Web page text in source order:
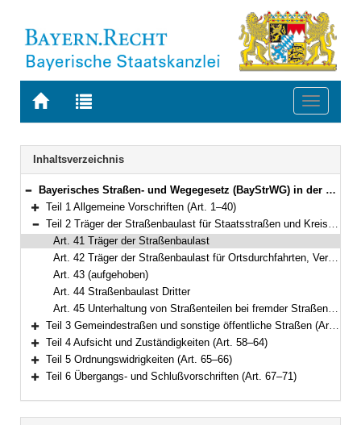
Zur
BAYERN.RECHT
Zur
letzten
Suche
Toggle
Navigation
Inhaltsverzeichnis
Bereich reduzieren
Bayerisches Straßen- und Wegegesetz (BayStrWG) in der Fassung der Bekanntmachung vom 5. Oktober 1981 (BayRS V S. 731) BayRS 91-1-B (Art. 1–71)
Bereich erweitern
Teil 1 Allgemeine Vorschriften (Art. 1–40)
Bereich reduzieren
Teil 2 Träger der Straßenbaulast für Staatsstraßen und Kreisstraßen (Art. 41–45)
Art. 41 Träger der Straßenbaulast
Art. 42 Träger der Straßenbaulast für Ortsdurchfahrten, Verordnungsermächtigung
Art. 43 (aufgehoben)
Art. 44 Straßenbaulast Dritter
Art. 45 Unterhaltung von Straßenteilen bei fremder Straßenbaulast
Bereich erweitern
Teil 3 Gemeindestraßen und sonstige öffentliche Straßen (Art. 46–57)
Bereich erweitern
Teil 4 Aufsicht und Zuständigkeiten (Art. 58–64)
Bereich erweitern
Teil 5 Ordnungswidrigkeiten (Art. 65–66)
Teil 6 Übergangs- und Schlußvorschriften (Art. 67–71)